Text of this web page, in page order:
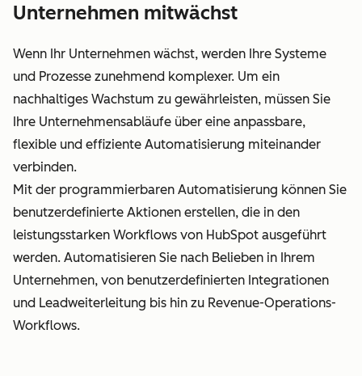
Unternehmen mitwächst
Wenn Ihr Unternehmen wächst, werden Ihre Systeme
und Prozesse zunehmend komplexer. Um ein
nachhaltiges Wachstum zu gewährleisten, müssen Sie
Ihre Unternehmensabläufe über eine anpassbare,
flexible und effiziente Automatisierung miteinander
verbinden.
Mit der programmierbaren Automatisierung können Sie
benutzerdefinierte Aktionen erstellen, die in den
leistungsstarken Workflows von HubSpot ausgeführt
werden. Automatisieren Sie nach Belieben in Ihrem
Unternehmen, von benutzerdefinierten Integrationen
und Leadweiterleitung bis hin zu Revenue-Operations-
Workflows.